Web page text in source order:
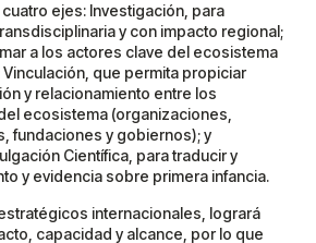
ejes: Investigación, para
y con impacto regional;
a los actores clave del ecosistema
Vinculación, que permita propiciar
y relacionamiento entre los
ecosistema (organizaciones,
fundaciones y gobiernos); y
Científica, para traducir y
y evidencia sobre primera infancia.
internacionales, logrará
capacidad y alcance, por lo que